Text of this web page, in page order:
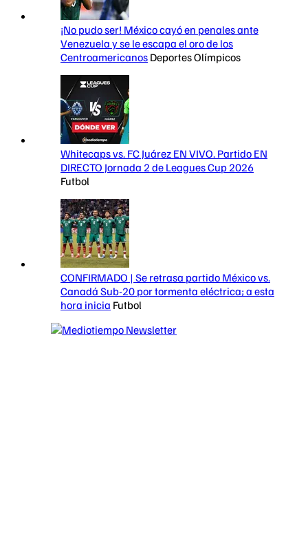
¡No pudo ser! México cayó en penales ante
Venezuela y se le escapa el oro de los
Centroamericanos Deportes Olímpicos
Whitecaps vs. FC Juárez EN VIVO. Partido EN
DIRECTO Jornada 2 de Leagues Cup 2026
Futbol
CONFIRMADO | Se retrasa partido México vs.
Canadá Sub-20 por tormenta eléctrica; a esta
hora inicia Futbol